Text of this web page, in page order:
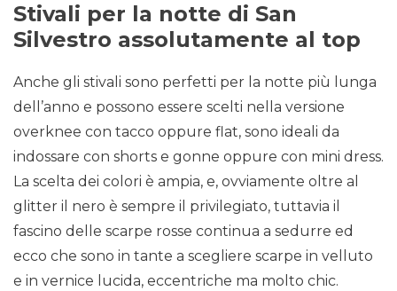
Stivali per la notte di San
Silvestro assolutamente al top
Anche gli stivali sono perfetti per la notte più lunga
dell’anno e possono essere scelti nella versione
overknee con tacco oppure flat, sono ideali da
indossare con shorts e gonne oppure con mini dress.
La scelta dei colori è ampia, e, ovviamente oltre al
glitter il nero è sempre il privilegiato, tuttavia il
fascino delle scarpe rosse continua a sedurre ed
ecco che sono in tante a scegliere scarpe in velluto
e in vernice lucida, eccentriche ma molto chic.